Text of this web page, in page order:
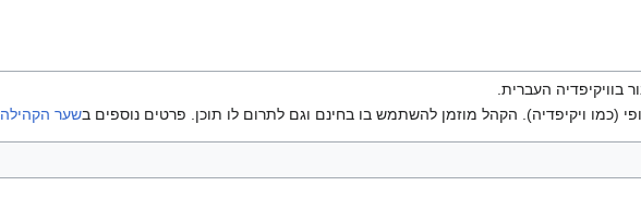
בוויקיפדיה העברית.
(כמו ויקיפדיה). הקהל מוזמן להשתמש בו בחינם וגם לתרום לו תוכן. פרטים נוספים בשער הקהילה